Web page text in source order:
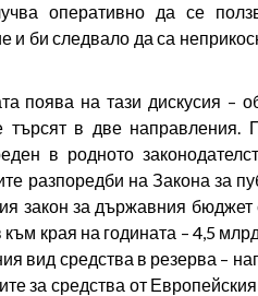
оперативно да се
и би следвало да са
поява на тази дискусия –
търсят в две направления.
в родното
разпоредби на Закона за
закон за държавния
края на годината – 4,5
вид средства в резерва –
за средства от